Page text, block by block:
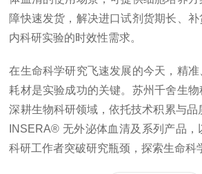
障快速发货，解决进口试剂货期长、
内科研实验的时效性需求。
在生命科学研究飞速发展的今天，精
耗材是实验成功的关键。苏州千舍生
深耕生物科研领域，依托技术积累与品
INSERA® 无外泌体血清及系列产品
科研工作者突破研究瓶颈，探索生命科